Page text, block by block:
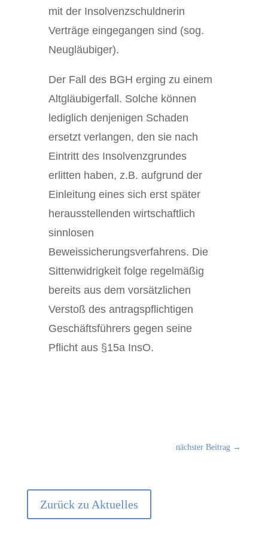
mit der Insolvenzschuldnerin
Verträge eingegangen sind (sog.
Neugläubiger).
Der Fall des BGH erging zu einem
Altgläubigerfall. Solche können
lediglich denjenigen Schaden
ersetzt verlangen, den sie nach
Eintritt des Insolvenzgrundes
erlitten haben, z.B. aufgrund der
Einleitung eines sich erst später
herausstellenden wirtschaftlich
sinnlosen
Beweissicherungsverfahrens. Die
Sittenwidrigkeit folge regelmäßig
bereits aus dem vorsätzlichen
Verstoß des antragspflichtigen
Geschäftsführers gegen seine
Pflicht aus §15a InsO.
nächster Beitrag →
Zurück zu Aktuelles